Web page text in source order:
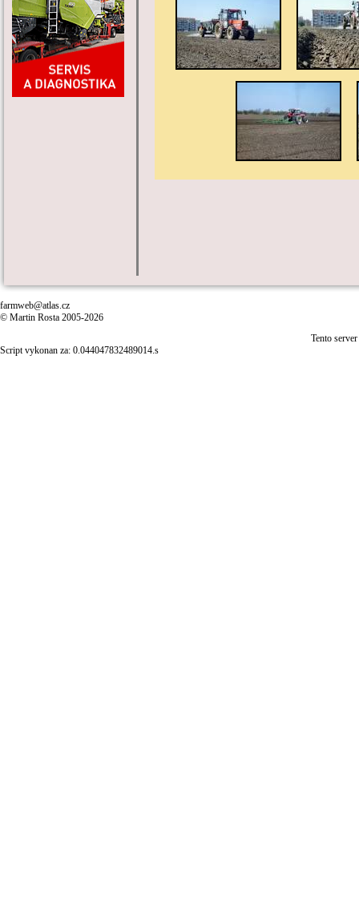
farmweb@atlas.cz
© Martin Rosta 2005-2026
Tento
Script vykonan za: 0.044047832489014.s